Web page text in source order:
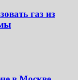
газ из